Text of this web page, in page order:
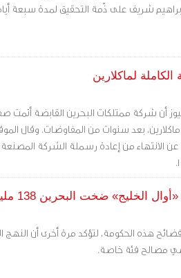
شريف على ذّمة التحقيق لمدة سبعة
لماكلارين
أن شركة ممتلكات البحرين القابضة أتمت
بعد سنوات من المفاوضات. وقال
عن الانتهاء من إعادة رسملة الشركة
البحرين 138 مليون دولار في ماكلارين
هذه الحكومة، لتؤكد مرة أخرى أن النهج
مصالح فئة خاصة.